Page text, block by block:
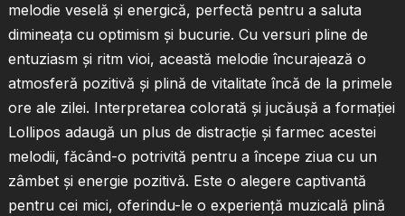
melodie veselă și energică, perfectă pentru a saluta
dimineața cu optimism și bucurie. Cu versuri pline de
entuziasm și ritm vioi, această melodie încurajează o
atmosferă pozitivă și plină de vitalitate încă de la primele
ore ale zilei. Interpretarea colorată și jucăușă a formației
Lollipos adaugă un plus de distracție și farmec acestei
melodii, făcând-o potrivită pentru a începe ziua cu un
zâmbet și energie pozitivă. Este o alegere captivantă
pentru cei mici, oferindu-le o experiență muzicală plină